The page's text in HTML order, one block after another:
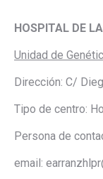
HOSPITAL DE
Unidad de
Dirección: C/
Tipo de centro:
Persona de
email: